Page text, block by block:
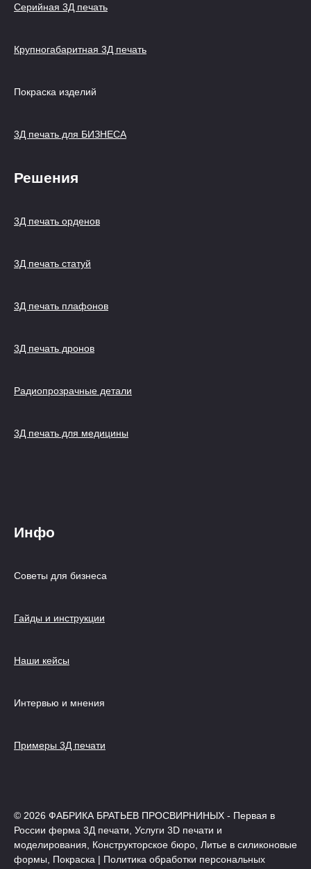
Серийная 3Д печать
Крупногабаритная 3Д печать
Покраска изделий
3Д печать для БИЗНЕСА
Решения
3Д печать орденов
3Д печать статуй
3Д печать плафонов
3Д печать дронов
Радиопрозрачные детали
3Д печать для медицины
Инфо
Советы для бизнеса
Гайды и инструкции
Наши кейсы
Интервью и мнения
Примеры 3Д печати
© 2026 ФАБРИКА БРАТЬЕВ ПРОСВИРНИНЫХ - Первая в
России ферма 3Д печати, Услуги 3D печати и
моделирования, Конструкторское бюро, Литье в силиконовые
формы, Покраска | Политика обработки персональных